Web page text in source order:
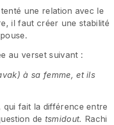
une relation avec le
il faut créer une stabilité
au verset suivant :
à sa femme, et ils
qui fait la différence entre
de tsmidout. Rachi